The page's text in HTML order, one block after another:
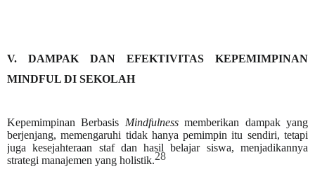
V. DAMPAK DAN EFEKTIVITAS KEPEMIMPINAN
MINDFUL DI SEKOLAH
Kepemimpinan Berbasis Mindfulnessmemberikan dampak yang
berjenjang, memengaruhi tidak hanya pemimpin itu sendiri, tetapi
juga kesejahteraan staf dan hasil belajar siswa, menjadikannya
strategi manajemen yang holistik.28